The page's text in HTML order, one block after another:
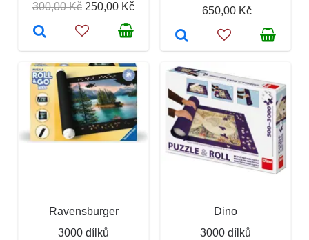
300,00 Kč 250,00 Kč
650,00 Kč
Ravensburger
3000 dílků
Dino
3000 dílků